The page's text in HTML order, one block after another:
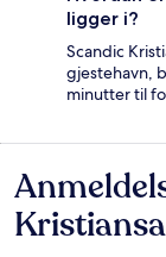
ligger i?
Scandic
gjestehavn,
minutter til